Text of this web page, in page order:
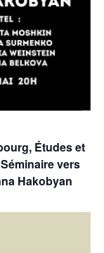
Études et
vers
Hakobyan